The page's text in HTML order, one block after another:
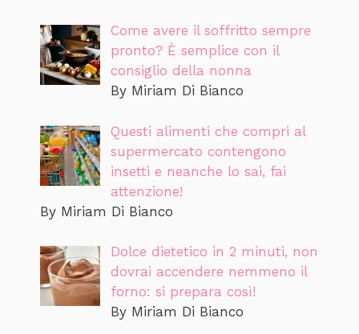
Come avere il soffritto sempre
pronto? È semplice con il
consiglio della nonna
By Miriam Di Bianco
Questi alimenti che compri al
supermercato contengono
insetti e neanche lo sai, fai
attenzione!
By Miriam Di Bianco
Dolce dietetico in 2 minuti, non
dovrai accendere nemmeno il
forno: si prepara così!
By Miriam Di Bianco